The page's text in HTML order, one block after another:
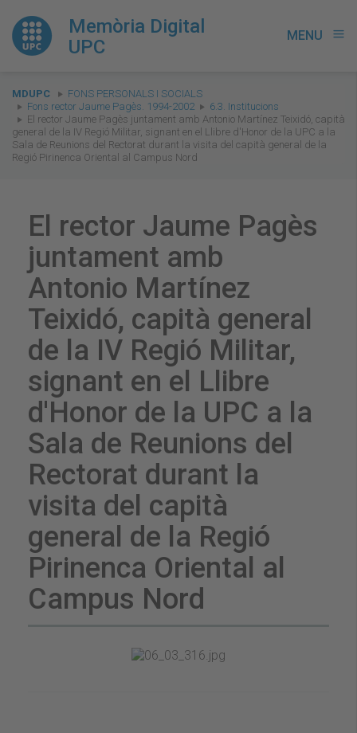
Memòria Digital
UPC
MENU menu
You
are
here:
MDUPC
FONS PERSONALS I SOCIALS
Fons rector Jaume Pagès. 1994-2002
6.3. Institucions
El rector Jaume Pagès juntament amb Antonio Martínez Teixidó, capità
general de la IV Regió Militar, signant en el Llibre d'Honor de la UPC a la
Sala de Reunions del Rectorat durant la visita del capità general de la
Regió Pirinenca Oriental al Campus Nord
El rector Jaume Pagès
juntament amb
Antonio Martínez
Teixidó, capità general
de la IV Regió Militar,
signant en el Llibre
d'Honor de la UPC a la
Sala de Reunions del
Rectorat durant la
visita del capità
general de la Regió
Pirinenca Oriental al
Campus Nord